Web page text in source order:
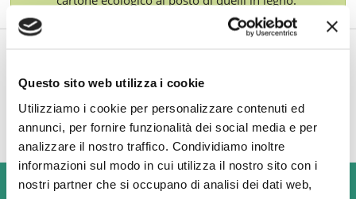
Questo sito web utilizza i cookie
Utilizziamo i cookie per personalizzare contenuti ed
annunci, per fornire funzionalità dei social media e per
analizzare il nostro traffico. Condividiamo inoltre
informazioni sul modo in cui utilizza il nostro sito con i
nostri partner che si occupano di analisi dei dati web,
USIAMO SOLO IMBALLAGGI RESISTENTI ED ECOLOGICI